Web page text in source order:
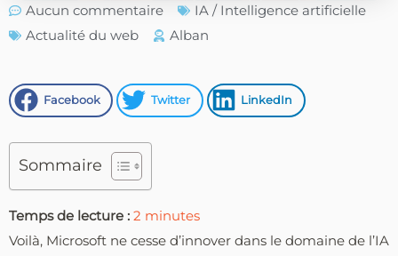
Aucun commentaire
IA / Intelligence artificielle
Actualité du web
Alban
Facebook Twitter LinkedIn
Sommaire
Temps de lecture : 2 minutes
Voilà, Microsoft ne cesse d’innover dans le domaine de l’IA